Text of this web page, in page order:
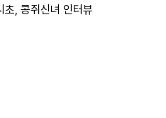
, 콩쥐신녀 인터뷰